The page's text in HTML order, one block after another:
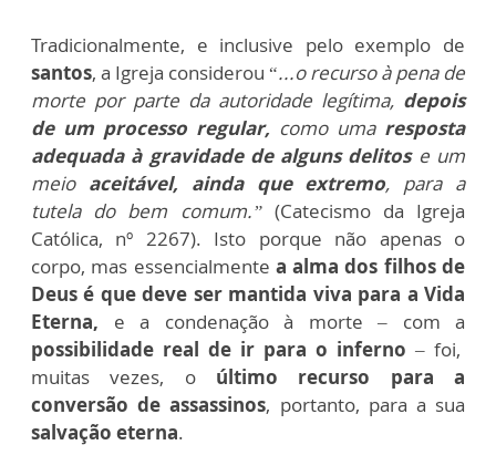
Tradicionalmente, e inclusive pelo exemplo de
santos, a Igreja considerou “...o recurso à pena de
morte por parte da autoridade legítima, depois
de um processo regular, como uma resposta
adequada à gravidade de alguns delitose um
meio aceitável, ainda que extremo, para a
tutela do bem comum.”(Catecismo da Igreja
Católica, nº 2267). Isto porque não apenas o
corpo, mas essencialmente a alma dos filhos de
Deus é que deve ser mantida viva para a Vida
Eterna, e a condenação à morte – com a
possibilidade real de ir para o inferno – foi,
muitas vezes, o último recurso para a
conversão de assassinos, portanto, para a sua
salvação eterna.